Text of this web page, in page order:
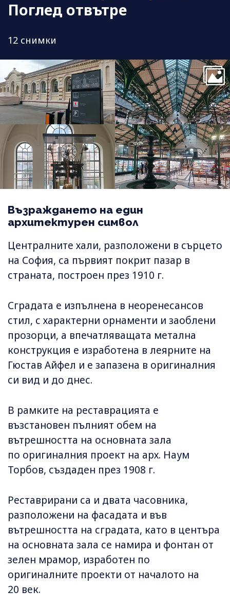
Поглед отвътре
12 снимки
Възраждането на един
архитектурен символ
Централните хали, разположени в сърцето
на София, са първият покрит пазар в
страната, построен през 1910 г.
Сградата е изпълнена в неоренесансов
стил, с характерни орнаменти и заоблени
прозорци, а впечатляващата метална
конструкция е изработена в леярните на
Гюстав Айфел и е запазена в оригиналния
си вид и до днес.
В рамките на реставрацията е
възстановен пълният обем на
вътрешността на основната зала
по оригиналния проект на арх. Наум
Торбов, създаден през 1908 г.
Реставрирани са и двата часовника,
разположени на фасадата и във
вътрешността на сградата, като в центъра
на основната зала се намира и фонтан от
зелен мрамор, изработен по
оригиналните проекти от началото на
20 век.